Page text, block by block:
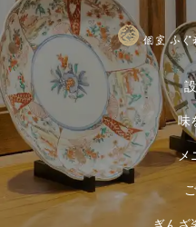
味
メ